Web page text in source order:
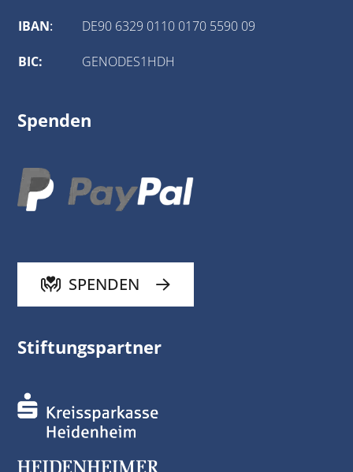
IBAN: DE90 6329 0110 0170 5590 09
BIC: GENODES1HDH
Spenden
SPENDEN
Stiftungspartner